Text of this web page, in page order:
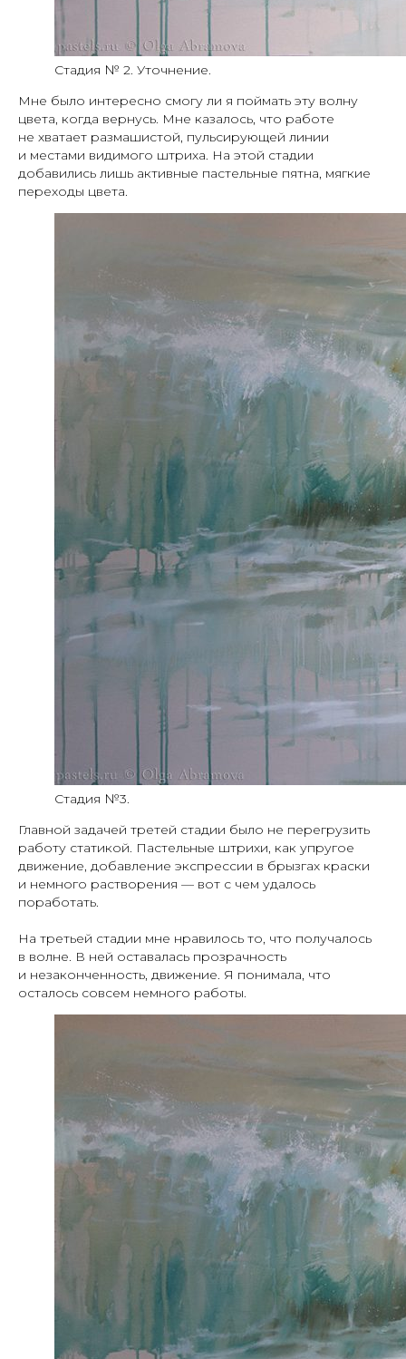
Стадия № 2. Уточнение.
Мне было интересно смогу ли я поймать эту волну
цвета, когда вернусь. Мне казалось, что работе
не хватает размашистой, пульсирующей линии
и местами видимого штриха. На этой стадии
добавились лишь активные пастельные пятна, мягкие
переходы цвета.
Стадия №3.
Главной задачей третей стадии было не перегрузить
работу статикой. Пастельные штрихи, как упругое
движение, добавление экспрессии в брызгах краски
и немного растворения — вот с чем удалось
поработать.
На третьей стадии мне нравилось то, что получалось
в волне. В ней оставалась прозрачность
и незаконченность, движение. Я понимала, что
осталось совсем немного работы.